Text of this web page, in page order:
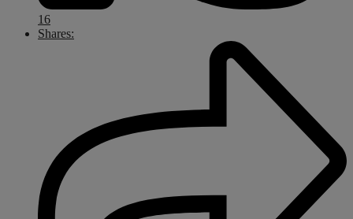
16
Shares: